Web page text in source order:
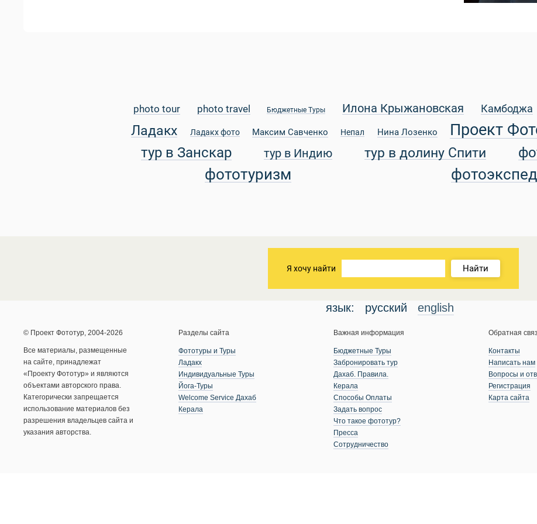
photo tour photo travel Бюджетные Туры Илона Крыжановская Камбоджа
Ладакх Ладакх фото Максим Савченко Непал Нина Лозенко Проект
тур в Занскар тур в Индию тур в долину Спити
фототуризм
Я хочу найти Найти
язык: русский english
© Проект Фототур, 2004-2026
Все материалы, размещенные
на сайте, принадлежат
«Проекту Фототур» и являются
объектами авторского права.
Категорически запрещается
использование материалов без
разрешения владельцев сайта и
указания авторства.
Разделы сайта
Фототуры и Туры
Ладакх
Индивидуальные Туры
Йога-Туры
Welcome Service Дахаб
Керала
Важная информация
Бюджетные Туры
Забронировать тур
Дахаб. Правила.
Керала
Способы Оплаты
Задать вопрос
Что такое фототур?
Пресса
Сотрудничество
Обратная
Контакты
Написать нам
Вопросы и
Регистрация
Карта сайта